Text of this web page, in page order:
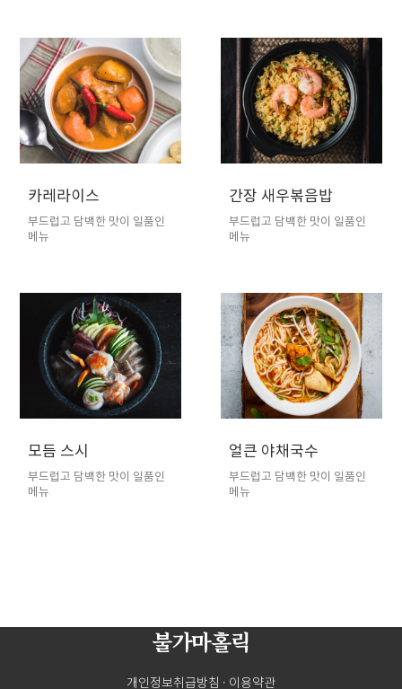
카레라이스
부드럽고 담백한 맛이 일품인
메뉴
간장 새우볶음밥
부드럽고 담백한 맛이 일품인
메뉴
모듬 스시
부드럽고 담백한 맛이 일품인
메뉴
얼큰 야채국수
부드럽고 담백한 맛이 일품인
메뉴
불가마홀릭
개인정보취급방침 · 이용약관